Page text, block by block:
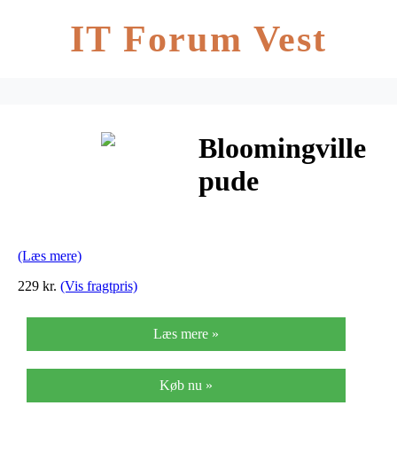
IT Forum Vest
Bloomingville
pude
(Læs mere)
229 kr. (Vis fragtpris)
Læs mere »
Køb nu »